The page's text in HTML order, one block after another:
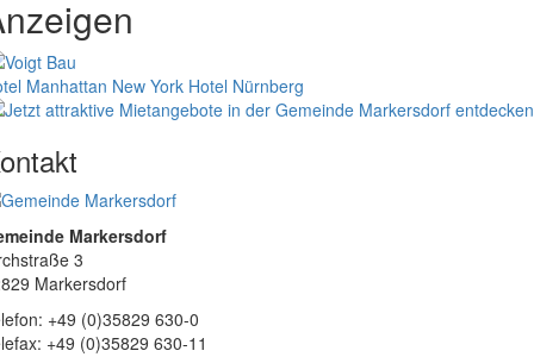
Manhattan New York Hotel Nürnberg
Markersdorf
3
Markersdorf
+49 (0)35829 630-0
+49 (0)35829 630-11